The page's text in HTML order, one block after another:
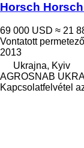
Horsch
69 000 USD ≈ 21
Vontatott
2013
Ukrajna, Kyiv
AGROSNAB
Kapcsolatfelvétel